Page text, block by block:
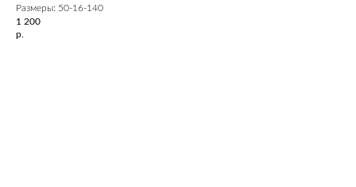
Размеры: 50-16-140
1 200
р.